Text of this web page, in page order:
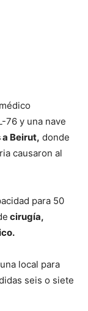
76 y una nave
Beirut, donde
causaron al
para 50
cirugía,
local para
seis o siete